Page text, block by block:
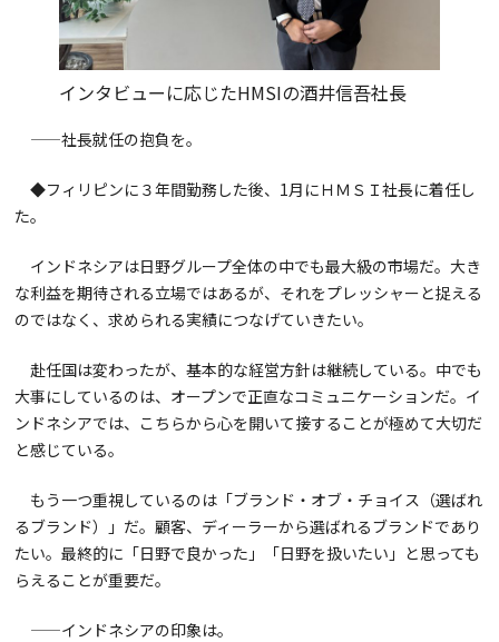
インタビューに応じたHMSIの酒井信吾社長
——社長就任の抱負を。
◆フィリピンに３年間勤務した後、1月にＨＭＳＩ社長に着任し
た。
インドネシアは日野グループ全体の中でも最大級の市場だ。大き
な利益を期待される立場ではあるが、それをプレッシャーと捉える
のではなく、求められる実績につなげていきたい。
赴任国は変わったが、基本的な経営方針は継続している。中でも
大事にしているのは、オープンで正直なコミュニケーションだ。イ
ンドネシアでは、こちらから心を開いて接することが極めて大切だ
と感じている。
もう一つ重視しているのは「ブランド・オブ・チョイス（選ばれ
るブランド）」だ。顧客、ディーラーから選ばれるブランドであり
たい。最終的に「日野で良かった」「日野を扱いたい」と思っても
らえることが重要だ。
——インドネシアの印象は。